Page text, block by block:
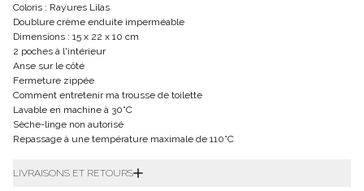
Coloris : Rayures Lilas
Doublure crème enduite imperméable
Dimensions : 15 x 22 x 10 cm
2 poches à l'intérieur
Anse sur le côté
Fermeture zippée
Comment entretenir ma trousse de toilette
Lavable en machine à 30°C
Sèche-linge non autorisé
Repassage à une température maximale de 110°C
LIVRAISONS ET RETOURS